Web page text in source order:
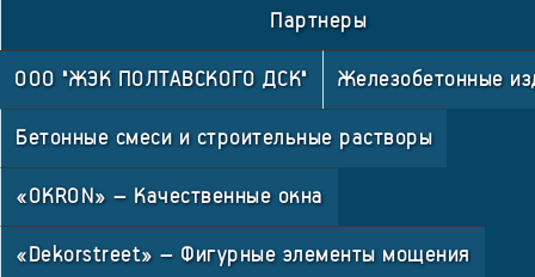
Партнеры
ООО "ЖЭК ПОЛТАВСКОГО ДСК" Железобетонные
Бетонные смеси и строительные растворы
«OKRON» – Качественные окна
«Dekorstreet» – Фигурные элементы мощения